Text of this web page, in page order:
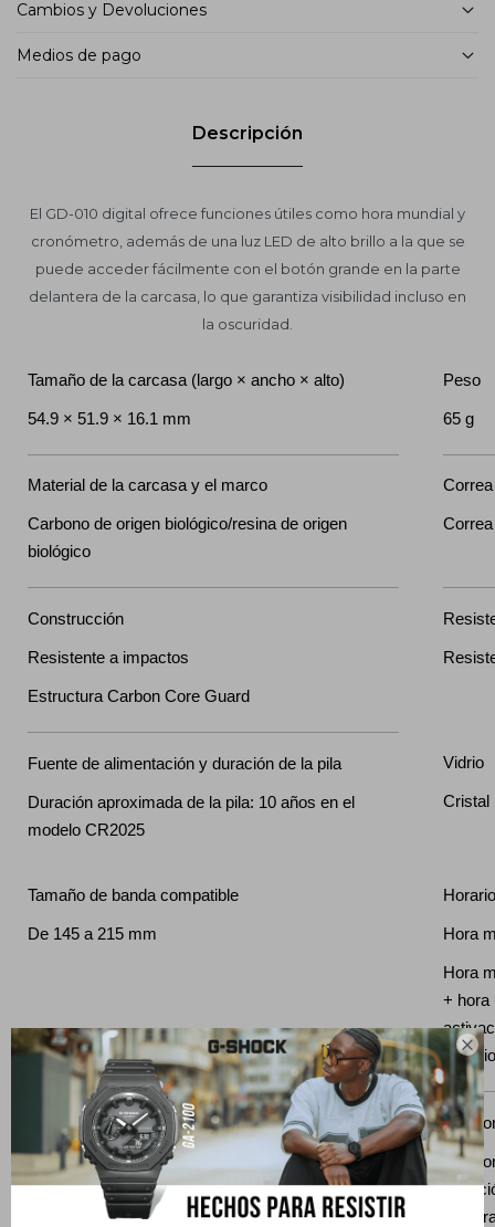

Cambios y Devoluciones
Medios de pago
Descripción
El GD-010 digital ofrece funciones útiles como hora mundial y
cronómetro, además de una luz LED de alto brillo a la que se
puede acceder fácilmente con el botón grande en la parte
delantera de la carcasa, lo que garantiza visibilidad incluso en
la oscuridad.
Tamaño de la carcasa (largo × ancho × alto)
54.9 × 51.9 × 16.1 mm
Peso
65 g
Material de la carcasa y el marco
Carbono de origen biológico/resina de origen
biológico
Correa
Construcción
Resistente a impactos
Estructura Carbon Core Guard
Fuente de alimentación y duración de la pila
Duración aproximada de la pila: 10 años en el
modelo CR2025
Vidrio
Cristal
Tamaño de banda compatible
De 145 a 215 mm Hora
Hora
+ hora
Cronómetro
Cronómetro de 1/100 segundos Capacidad de
medición: 23:59'59.99" Modos de medición: Tiempo
transcurrido, tiempo de división, tiempos de 1ª y 2ª
24